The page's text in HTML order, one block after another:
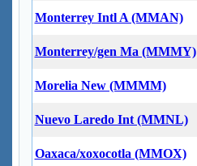
Monterrey Intl A (MMAN)
Monterrey/gen Ma (MMMY)
Morelia New (MMMM)
Nuevo Laredo Int (MMNL)
Oaxaca/xoxocotla (MMOX)